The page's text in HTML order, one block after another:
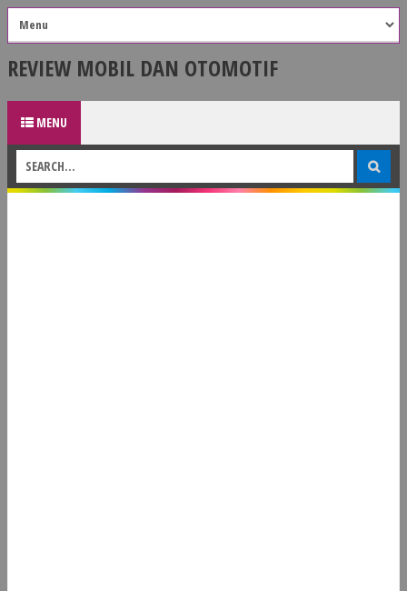
REVIEW MOBIL DAN OTOMOTIF
MENU